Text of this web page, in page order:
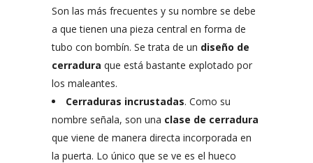
Son las más frecuentes y su nombre se debe
a que tienen una pieza central en forma de
tubo con bombín. Se trata de un diseño de
cerradura que está bastante explotado por
los maleantes.
Cerraduras incrustadas. Como su
nombre señala, son una clase de cerradura
que viene de manera directa incorporada en
la puerta. Lo único que se ve es el hueco